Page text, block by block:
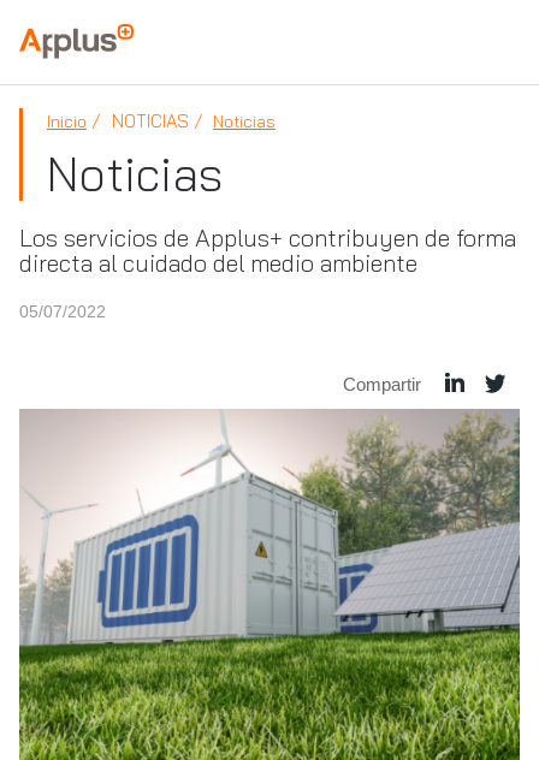
Applus+
Inicio NOTICIAS Noticias
Noticias
Los servicios de Applus+ contribuyen de forma
directa al cuidado del medio ambiente
05/07/2022
Compartir